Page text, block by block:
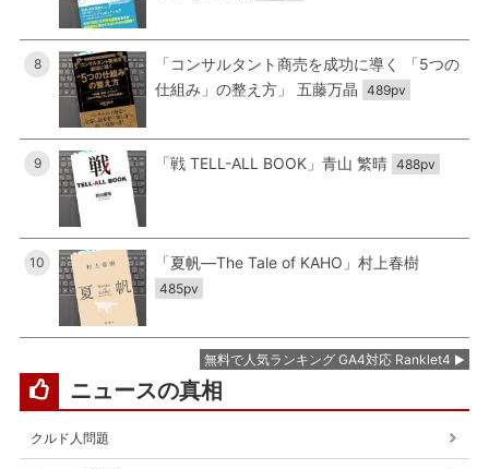
8
「コンサルタント商売を成功に導く 「5つの
仕組み」の整え方」 五藤万晶 489pv
9 「戦 TELL-ALL BOOK」青山 繁晴 488pv
10 「夏帆―The Tale of KAHO」村上春樹
485pv
無料で人気ランキング GA4対応 Ranklet4
ニュースの真相
クルド人問題